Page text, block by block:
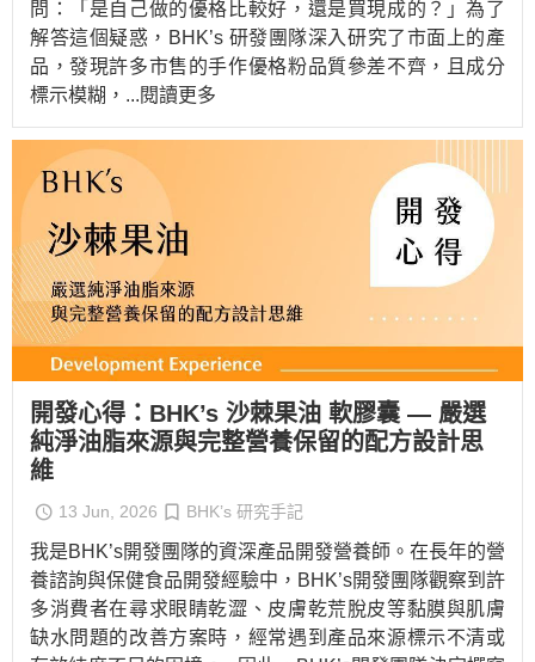
問：「是自己做的優格比較好，還是買現成的？」為了
解答這個疑惑，BHK’s 研發團隊深入研究了市面上的產
品，發現許多市售的手作優格粉品質參差不齊，且成分
標示模糊， ...閱讀更多
開發心得：BHK’s 沙棘果油 軟膠囊 — 嚴選
純淨油脂來源與完整營養保留的配方設計思
維
13 Jun, 2026 BHK’s 研究手記
我是BHK’s開發團隊的資深產品開發營養師。在長年的營
養諮詢與保健食品開發經驗中，BHK’s開發團隊觀察到許
多消費者在尋求眼睛乾澀、皮膚乾荒脫皮等黏膜與肌膚
缺水問題的改善方案時，經常遇到產品來源標示不清或